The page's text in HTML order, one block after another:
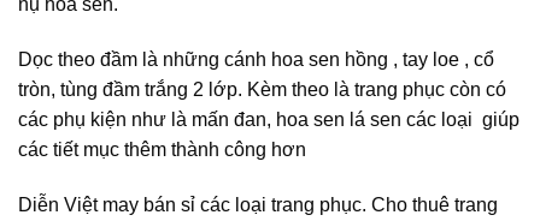
nụ hoa sen.
Dọc theo đầm là những cánh hoa sen hồng , tay loe , cổ
tròn, tùng đầm trắng 2 lớp. Kèm theo là trang phục còn có
các phụ kiện như là mấn đan, hoa sen lá sen các loại giúp
các tiết mục thêm thành công hơn
Diễn Việt may bán sỉ các loại trang phục. Cho thuê trang